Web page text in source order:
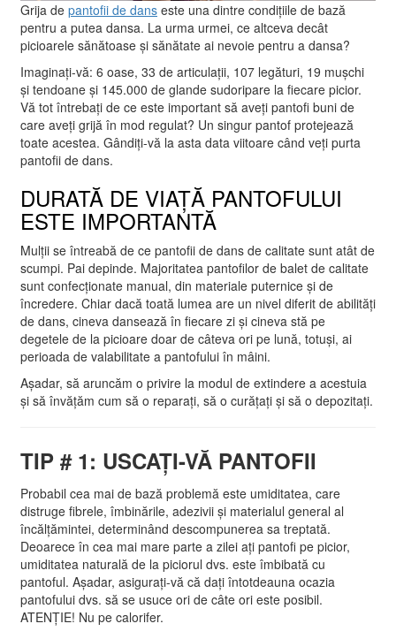
Grija de pantofii de dans este una dintre condițiile de bază
pentru a putea dansa. La urma urmei, ce altceva decât
picioarele sănătoase și sănătate ai nevoie pentru a dansa?
Imaginați-vă: 6 oase, 33 de articulații, 107 legături, 19 mușchi
și tendoane și 145.000 de glande sudoripare la fiecare picior.
Vă tot întrebați de ce este important să aveți pantofi buni de
care aveți grijă în mod regulat? Un singur pantof protejează
toate acestea. Gândiți-vă la asta data viitoare când veți purta
pantofii de dans.
DURATĂ DE VIAȚĂ PANTOFULUI
ESTE IMPORTANTĂ
Mulții se întreabă de ce pantofii de dans de calitate sunt atât de
scumpi. Pai depinde. Majoritatea pantofilor de balet de calitate
sunt confecționate manual, din materiale puternice și de
încredere. Chiar dacă toată lumea are un nivel diferit de abilități
de dans, cineva dansează în fiecare zi și cineva stă pe
degetele de la picioare doar de câteva ori pe lună, totuși, ai
perioada de valabilitate a pantofului în mâini.
Așadar, să aruncăm o privire la modul de extindere a acestuia
și să învățăm cum să o reparați, să o curățați și să o depozitați.
TIP # 1: USCAȚI-VĂ PANTOFII
Probabil cea mai de bază problemă este umiditatea, care
distruge fibrele, îmbinările, adezivii și materialul general al
încălțămintei, determinând descompunerea sa treptată.
Deoarece în cea mai mare parte a zilei ați pantofi pe picior,
umiditatea naturală de la piciorul dvs. este îmbibată cu
pantoful. Așadar, asigurați-vă că dați întotdeauna ocazia
pantofului dvs. să se usuce ori de câte ori este posibil.
ATENȚIE! Nu pe calorifer.